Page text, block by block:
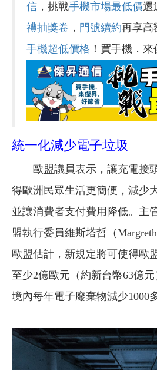
信 ，挑戰手機市場最低價還
禮抽獎卷 ， 門號續約再享高
手機超低價格 ！買手機．來
統一化減少電子垃圾
歐盟議員表示，讓充電接
得歐洲民眾生活更簡便，減少
並讓消費者支付費用降低。主
盟執行委員維斯塔哲（
歐盟估計，新規定將可使得歐
至少2億歐元（約新台幣63億
境內每年電子廢棄物減少1000